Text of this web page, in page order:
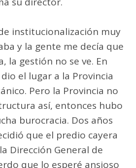
institucionalización muy
y la gente me decía que
la gestión no se ve. En
el lugar a la Provincia
Pero la Provincia no
así, entonces hubo
burocracia. Dos años
que el predio cayera
Dirección General de
que lo esperé ansioso